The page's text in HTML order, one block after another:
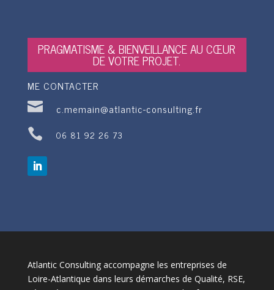
PRAGMATISME & BIENVEILLANCE AU CŒUR
DE VOTRE PROJET.
ME CONTACTER
 c.memain@atlantic-consulting.fr
 06 81 92 26 73
Atlantic Consulting accompagne les entreprises de
Loire-Atlantique dans leurs démarches de Qualité, RSE,